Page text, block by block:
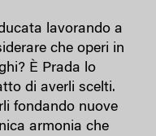
lavorando a
che operi in
È Prada lo
di averli scelti.
fondando nuove
armonia che